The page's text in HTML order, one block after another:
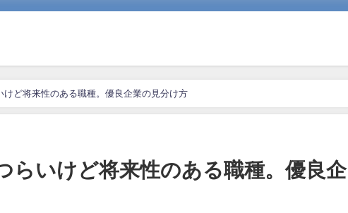
けど将来性のある職種。優良企業の見分け方
らいけど将来性のある職種。優良企